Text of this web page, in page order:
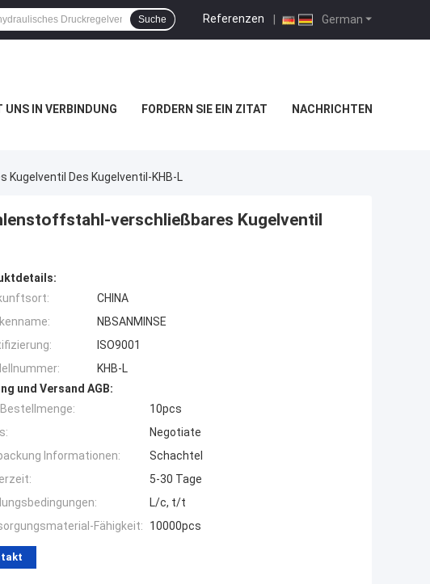
German
Referenzen |
Suche
UNS IN VERBINDUNG FORDERN SIE EIN ZITAT NACHRICHTEN
Des Kugelventil-KHB-L
verschließbares Kugelventil
CHINA
NBSANMINSE
ISO9001
KHB-L
und Versand AGB:
10pcs
Negotiate
Informationen:
Schachtel
5-30 Tage
L/c, t/t
Fähigkeit:
10000pcs